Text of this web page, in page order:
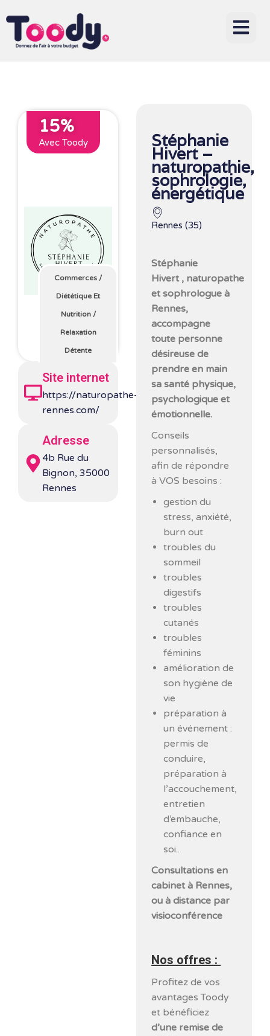
15%
Avec Toody
Commerces /
Diététique Et
Nutrition/
Relaxation
Détente
Site internet
https://naturopathe-
rennes.com/
Adresse
4b Rue du
Bignon, 35000
Rennes
Stéphanie
Hivert –
naturopathie,
sophrologie,
énergétique
Rennes (35)
Stéphanie
Hivert , naturopathe
et sophrologue à
Rennes,
accompagne
toute personne
désireuse de
prendre en main
sa santé physique,
psychologique et
émotionnelle.
Conseils
personnalisés,
afin de répondre
à VOS besoins :
gestion du
stress, anxiété,
burn out
troubles du
sommeil
troubles
digestifs
troubles
cutanés
troubles
féminins
amélioration de
son hygiène de
vie
préparation à
un événement :
permis de
conduire,
préparation à
l’accouchement,
entretien
d’embauche,
confiance en
soi..
Consultations en
cabinet à Rennes,
ou à distance par
visioconférence
Nos offres :
Profitez de vos
avantages Toody
et bénéficiez
d’une remise de